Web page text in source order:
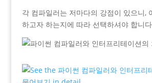
각 컴파일러는 저마다의 강점이 있으니,
하고자 하는지에 따라 선택하셔야 합니